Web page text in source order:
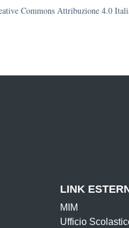
Commons Attribuzione 4.0
LINK
MIM
Ufficio